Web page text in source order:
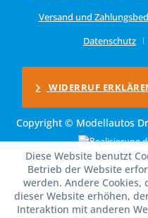
Versand und
Datenschutz
WIDERRUF
Copyright © Modellautos
Diese Website benutzt
Betrieb der Website
werden. Andere
dieser Website erhöhen,
Interaktion mit anderen